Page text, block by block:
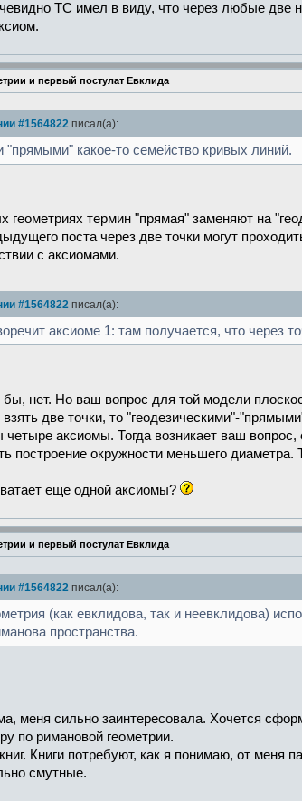
ТС имел в виду, что через любые
и первый постулат Евклида
#1564822 писал(а):
"прямыми" какое-то семейство кривых линий.
геометриях термин "прямая" заменяют на
поста через две точки могут
с аксиомами.
#1564822 писал(а):
аксиоме 1: там получается, что через
бы, нет. Но ваш вопрос для той модели
две точки, то "геодезическими"-
аксиомы. Тогда возникает ваш
построение окружности меньшего
еще одной аксиомы?
и первый постулат Евклида
#1564822 писал(а):
(как евклидова, так и неевклидова)
пространства.
меня сильно заинтересовала. Хочется
по римановой геометрии.
Книги потребуют, как я понимаю, от меня
смутные.